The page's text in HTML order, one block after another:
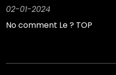
02-01-2024
No comment Le ? TOP